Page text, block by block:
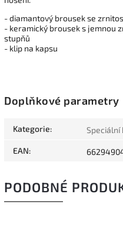
- diamantový brousek se
- keramický brousek s jemnou
stupňů
- klip na kapsu
Doplňkové parametry
Kategorie: Speciální
EAN:
PODOBNÉ